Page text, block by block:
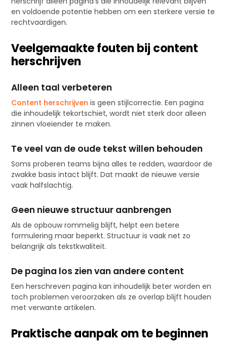
en voldoende potentie hebben om een sterkere versie te
rechtvaardigen.
Veelgemaakte fouten bij content
herschrijven
Alleen taal verbeteren
Content herschrijven is geen stijlcorrectie. Een pagina
die inhoudelijk tekortschiet, wordt niet sterk door alleen
zinnen vloeiender te maken.
Te veel van de oude tekst willen behouden
Soms proberen teams bijna alles te redden, waardoor de
zwakke basis intact blijft. Dat maakt de nieuwe versie
vaak halfslachtig.
Geen nieuwe structuur aanbrengen
Als de opbouw rommelig blijft, helpt een betere
formulering maar beperkt. Structuur is vaak net zo
belangrijk als tekstkwaliteit.
De pagina los zien van andere content
Een herschreven pagina kan inhoudelijk beter worden en
toch problemen veroorzaken als ze overlap blijft houden
met verwante artikelen.
Praktische aanpak om te beginnen